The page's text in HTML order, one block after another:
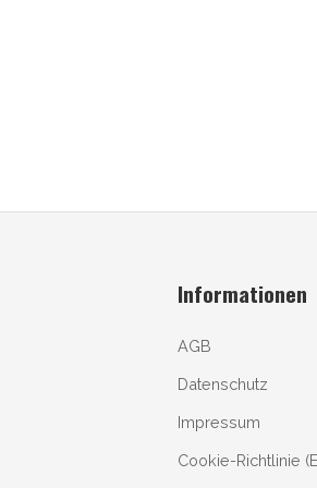
Informationen
AGB
Datenschutz
Impressum
Cookie-Richtlinie